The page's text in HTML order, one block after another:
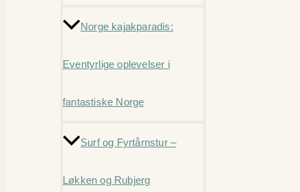
Norge kajakparadis:
Eventyrlige oplevelser i
fantastiske Norge
Surf og Fyrtårnstur –
Løkken og Rubjerg